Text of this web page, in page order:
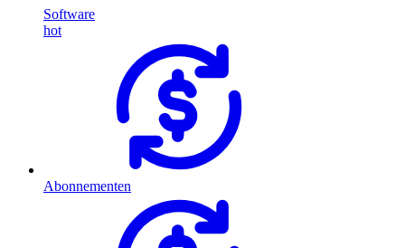
Software
hot
Abonnementen